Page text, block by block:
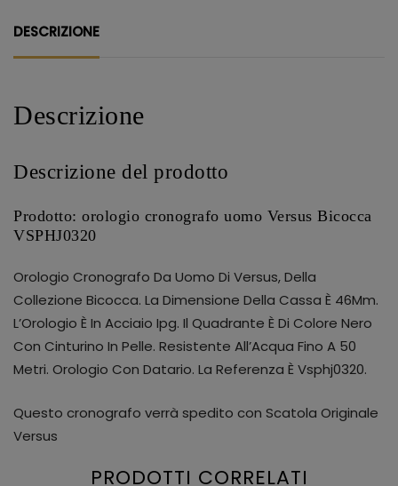
DESCRIZIONE
Descrizione
Descrizione del prodotto
Prodotto: orologio cronografo uomo Versus Bicocca
VSPHJ0320
Orologio Cronografo Da Uomo Di Versus, Della
Collezione Bicocca. La Dimensione Della Cassa È 46Mm.
L’Orologio È In Acciaio Ipg. Il Quadrante È Di Colore Nero
Con Cinturino In Pelle. Resistente All’Acqua Fino A 50
Metri. Orologio Con Datario. La Referenza È Vsphj0320.
Questo cronografo verrà spedito con Scatola Originale
Versus
PRODOTTI CORRELATI